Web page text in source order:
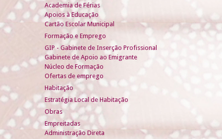
Academia de Férias
Apoios à Educação
Cartão Escolar Municipal
Formação e Emprego
GIP - Gabinete de Inserção Profissional
Gabinete de Apoio ao Emigrante
Núcleo de Formação
Ofertas de emprego
Habitação
Estratégia Local de Habitação
Obras
Empreitadas
Administração Direta